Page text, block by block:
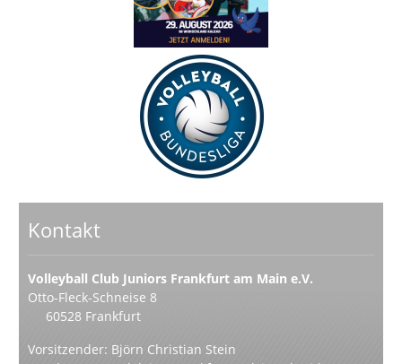
Kontakt
Volleyball Club Juniors Frankfurt am Main e.V.
Otto-Fleck-Schneise 8
60528 Frankfurt
Vorsitzender: Björn Christian Stein